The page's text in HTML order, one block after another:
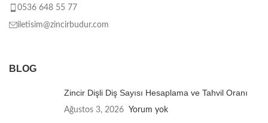
0536 648 55 77
iletisim@zincirbudur.com
BLOG
Zincir Dişli Diş Sayısı Hesaplama ve Tahvil Oranı
Ağustos 3, 2026 Yorum yok